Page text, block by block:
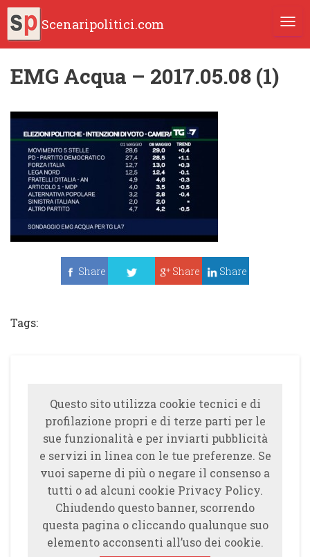
Scenaripolitici.com
EMG Acqua – 2017.05.08 (1)
Share
Share Share
Tags:
Questo sito utilizza cookie tecnici e di
profilazione propri e di terze parti per le
sue funzionalità e per inviarti pubblicità
e servizi in linea con le tue preferenze. Se
vuoi saperne di più o negare il consenso a
tutti o ad alcuni cookie Privacy Policy.
Chiudendo questo banner, scorrendo
questa pagina o cliccando qualunque suo
elemento acconsenti all’uso dei cookie.